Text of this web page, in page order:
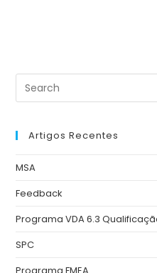
Artigos Recentes
MSA
Feedback
Programa VDA 6.3
SPC